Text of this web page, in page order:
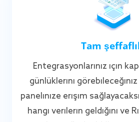
Tam
Entegrasyonlarınız için
günlüklerini
panelinize erişim
hangi verilerin geldiğini ve